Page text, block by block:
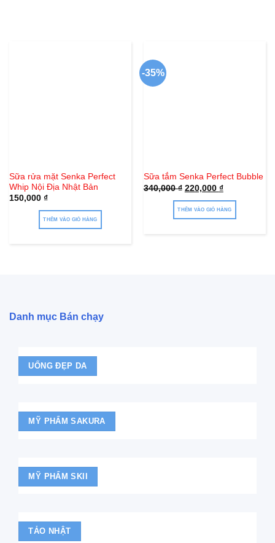
Sữa rửa mặt Senka Perfect
Whip Nội Địa Nhật Bản
150,000 ₫
THÊM VÀO GIỎ HÀNG
-35%
Sữa tắm Senka Perfect Bubble
340,000₫ Giá
gốc
là:
340,000 ₫.
220,000 ₫Giá
hiện
tại
là:
220,000 ₫.
THÊM VÀO GIỎ HÀNG
Danh mục Bán chạy
UỐNG ĐẸP DA
MỸ PHẨM SAKURA
MỸ PHẨM SKII
TẢO NHẬT